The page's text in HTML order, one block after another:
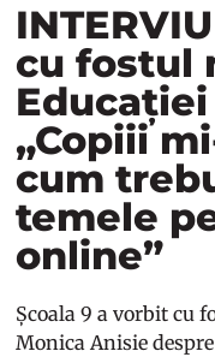
cu fostul
„Copiii
cum
temele
online”
Școala 9 a vorbit cu
Monica Anisie